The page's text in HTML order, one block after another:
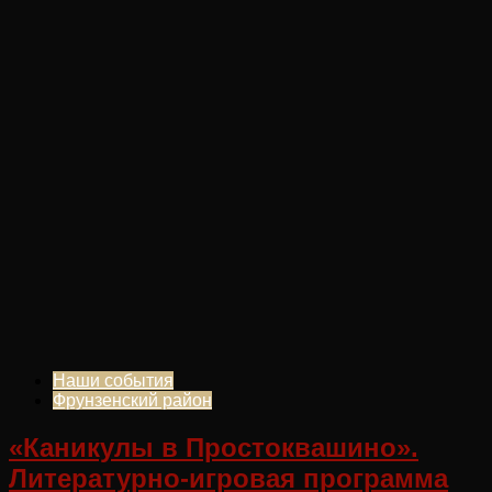
Наши события
Фрунзенский район
«Каникулы в Простоквашино».
Литературно-игровая программа